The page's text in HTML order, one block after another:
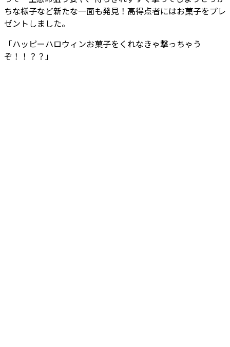
ちな様子など新たな一面も発見！高得点者にはお菓子をプレ
ゼントしました。
「ハッピーハロウィンお菓子をくれなきゃ撃っちゃう
ぞ！！？？」